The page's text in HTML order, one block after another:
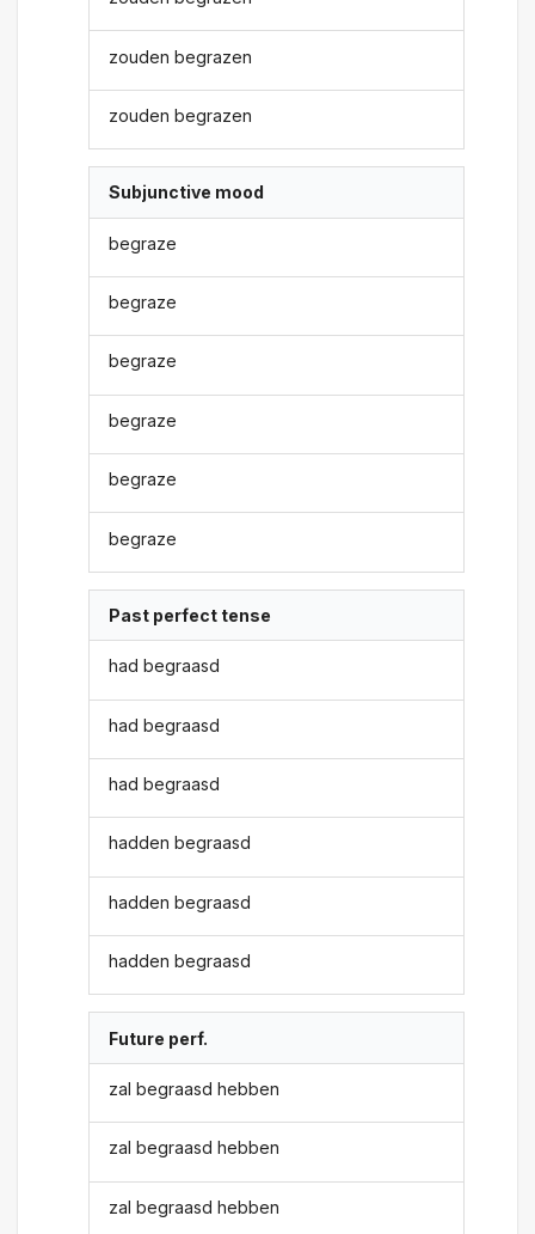
zouden begrazen
zouden begrazen
Subjunctive mood
begraze
begraze
begraze
begraze
begraze
begraze
Past perfect tense
had begraasd
had begraasd
had begraasd
hadden begraasd
hadden begraasd
hadden begraasd
Future perf.
zal begraasd hebben
zal begraasd hebben
zal begraasd hebben